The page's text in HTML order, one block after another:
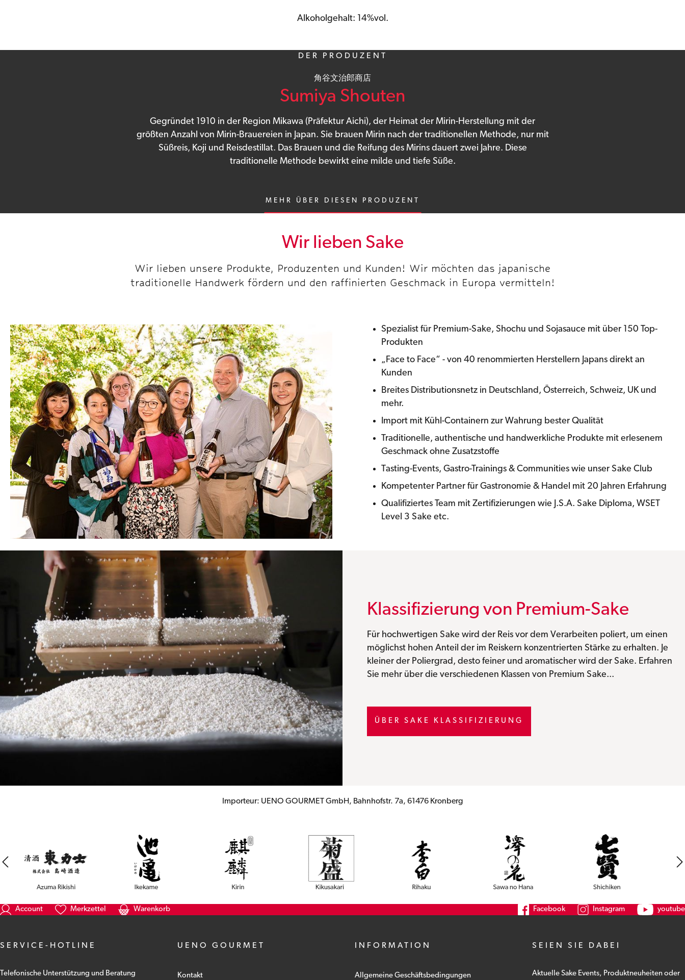
Alkoholgehalt: 14%vol.
DER PRODUZENT
角谷文治郎商店
Sumiya Shouten
Gegründet 1910 in der Region Mikawa (Präfektur Aichi), der Heimat der Mirin-Herstellung mit der
größten Anzahl von Mirin-Brauereien in Japan. Sie brauen Mirin nach der traditionellen Methode, nur mit
Süßreis, Koji und Reisdestillat. Das Brauen und die Reifung des Mirins dauert zwei Jahre. Diese
traditionelle Methode bewirkt eine milde und tiefe Süße.
MEHR ÜBER DIESEN PRODUZENT
Wir lieben Sake
Wir lieben unsere Produkte, Produzenten und Kunden! Wir möchten das japanische
traditionelle Handwerk fördern und den raffinierten Geschmack in Europa vermitteln!
Spezialist für Premium-Sake, Shochu und Sojasauce mit über 150 Top-
Produkten
„Face to Face“ - von 40 renommierten Herstellern Japans direkt an
Kunden
Breites Distributionsnetz in Deutschland, Österreich, Schweiz, UK und
mehr.
Import mit Kühl-Containern zur Wahrung bester Qualität
Traditionelle, authentische und handwerkliche Produkte mit erlesenem
Geschmack ohne Zusatzstoffe
Tasting-Events, Gastro-Trainings & Communities wie unser Sake Club
Kompetenter Partner für Gastronomie & Handel mit 20 Jahren Erfahrung
Qualifiziertes Team mit Zertifizierungen wie J.S.A. Sake Diploma, WSET
Level 3 Sake etc.
Klassifizierung von Premium-Sake
Für hochwertigen Sake wird der Reis vor dem Verarbeiten poliert, um einen
möglichst hohen Anteil der im Reiskern konzentrierten Stärke zu erhalten. Je
kleiner der Poliergrad, desto feiner und aromatischer wird der Sake. Erfahren
Sie mehr über die verschiedenen Klassen von Premium Sake...
ÜBER SAKE KLASSIFIZIERUNG
Importeur: UENO GOURMET GmbH, Bahnhofstr. 7a, 61476 Kronberg
Account Merkzettel Warenkorb Facebook Instagram youtube
SERVICE-HOTLINE
Telefonische Unterstützung und Beratung
UENO GOURMET
Kontakt
INFORMATION
Allgemeine Geschäftsbedingungen
SEIEN SIE DABEI
Aktuelle Sake Events, Produktneuheiten oder